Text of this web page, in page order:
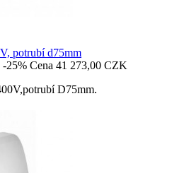
potrubí d75mm
-25% Cena 41 273,00 CZK
D75mm.